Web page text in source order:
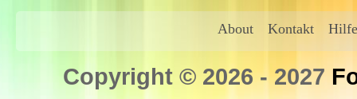
About Kontakt Hilfe
Copyright © 2026 - 2027